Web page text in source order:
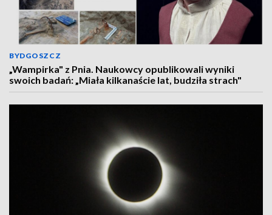
BYDGOSZCZ
„Wampirka" z Pnia. Naukowcy opublikowali wyniki
swoich badań: „Miała kilkanaście lat, budziła strach"